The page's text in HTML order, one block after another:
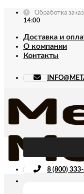
Skip
Обработка
14:00
Доставка и
О компании
Контакты
8 (800)